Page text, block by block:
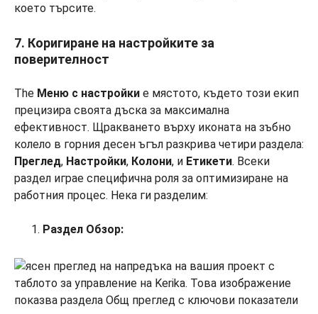
което търсите.
7. Коригиране на настройките за
поверителност
The Меню с настройки е мястото, където този екип
прецизира своята дъска за максимална
ефективност. Щракването върху иконата на зъбно
колело в горния десен ъгъл разкрива четири раздела:
Преглед, Настройки, Колони, и Етикети. Всеки
раздел играе специфична роля за оптимизиране на
работния процес. Нека ги разделим:
Раздел Обзор: